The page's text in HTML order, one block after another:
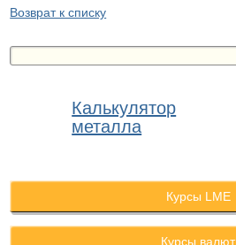
Калькулятор
металла
Курсы LME
Курсы валют
Возврат к списку